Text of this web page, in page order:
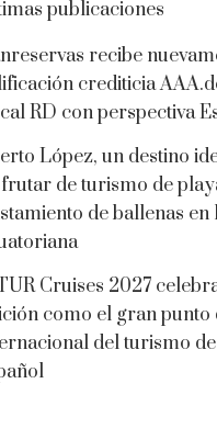
publicaciones
recibe
crediticia
RD con perspectiva
López, un destino
de turismo de
de ballenas en
Cruises 2027
como el gran punto
del turismo